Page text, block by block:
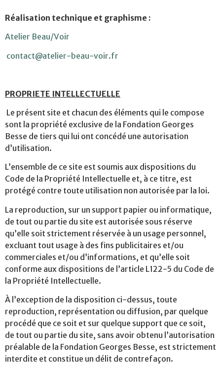
Réalisation technique et graphisme :
Atelier Beau/Voir
contact@atelier-beau-voir.fr
PROPRIETE INTELLECTUELLE
Le présent site et chacun des éléments qui le compose
sont la propriété exclusive de la Fondation Georges
Besse de tiers qui lui ont concédé une autorisation
d’utilisation.
L’ensemble de ce site est soumis aux dispositions du
Code de la Propriété Intellectuelle et, à ce titre, est
protégé contre toute utilisation non autorisée par la loi.
La reproduction, sur un support papier ou informatique,
de tout ou partie du site est autorisée sous réserve
qu’elle soit strictement réservée à un usage personnel,
excluant tout usage à des fins publicitaires et/ou
commerciales et/ou d’informations, et qu’elle soit
conforme aux dispositions de l’article L122-5 du Code de
la Propriété Intellectuelle.
À l’exception de la disposition ci-dessus, toute
reproduction, représentation ou diffusion, par quelque
procédé que ce soit et sur quelque support que ce soit,
de tout ou partie du site, sans avoir obtenu l’autorisation
préalable de la Fondation Georges Besse, est strictement
interdite et constitue un délit de contrefaçon.